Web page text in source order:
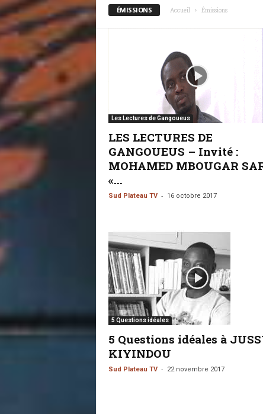
ÉMISSIONS Accueil Émissions
Les Lectures de Gangoueus
LES LECTURES DE
GANGOUEUS – Invité :
MOHAMED MBOUGAR
«...
Sud Plateau TV - 16 octobre 2017
5 Questions idéales
5 Questions idéales à
KIYINDOU
Sud Plateau TV - 22 novembre 2017